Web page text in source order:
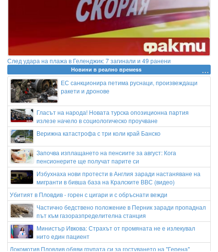
След удара на плажа в Геленджик: 7 загинали и 49 ранени
Новини в реално времеss
ЕС санкционира петима руснаци, произвеждащи
ракети и дронове
Гласът на народа! Новата турска опозиционна партия
излезе начело в социологическо проучване
Верижна катастрофа с три коли край Банско
Започва изплащането на пенсиите за август: Кога
пенсионерите ще получат парите си
Избухнаха нови протести в Англия заради настаняване на
мигранти в бивша база на Кралските ВВС (видео)
Убитият в Пловдив - горен с цигари и с обръснати вежди
Частично бедствено положение в Перник заради пропаднал
път към газоразпределителна станция
Министър Ивкова: Страхът от промяната не е излекувал
нито един пациент
Локомотив Пловдив обяви групата си за гостуването на "Герена"